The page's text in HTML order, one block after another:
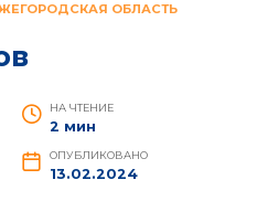
ОБЛАСТЬ
НА ЧТЕНИЕ
2 мин
ОПУБЛИКОВАНО
13.02.2024